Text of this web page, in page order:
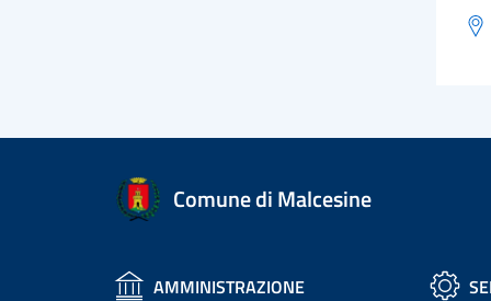
Comune di Malcesine
AMMINISTRAZIONE